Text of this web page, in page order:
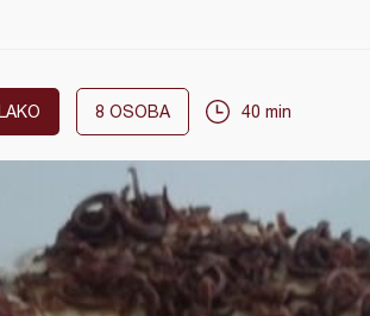
LAKO 8 OSOBA 40 min